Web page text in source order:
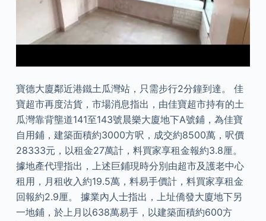
寶德大廈鄰近港鐵土瓜灣站，只需步行2分鐘到達。 佳
寶超市再度沽貨，市場消息指出，由佳寶超市持有的土
瓜灣靠背壟道141至143號晨樂大廈地下A號鋪，為佳寶
自用鋪，建築面積約3000方呎，成交約8500萬，呎價
28333元，以租金27萬計，料買家享租金報約3.8厘。
據地產代理指出，上述巨鋪現時分別由超市及護老中心
租用，月租收入約19.5萬，料易手價計，料買家享租金
回報約2.9厘。 據業內人士指出，上址僑發大廈地下另
一地鋪，於上月以638萬易手，以建築面積約600方